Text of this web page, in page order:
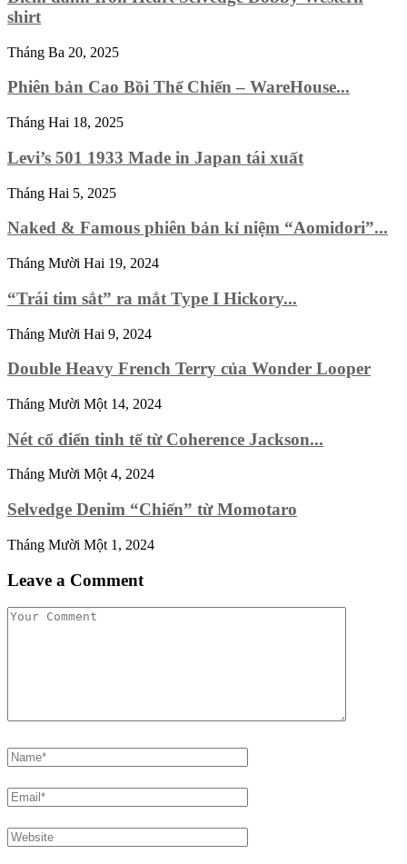
shirt
Tháng Ba 20, 2025
Phiên bản Cao Bồi Thế Chiến – WareHouse...
Tháng Hai 18, 2025
Levi’s 501 1933 Made in Japan tái xuất
Tháng Hai 5, 2025
Naked & Famous phiên bản kỉ niệm “Aomidori”...
Tháng Mười Hai 19, 2024
“Trái tim sắt” ra mắt Type I Hickory...
Tháng Mười Hai 9, 2024
Double Heavy French Terry của Wonder Looper
Tháng Mười Một 14, 2024
Nét cổ điển tinh tế từ Coherence Jackson...
Tháng Mười Một 4, 2024
Selvedge Denim “Chiến” từ Momotaro
Tháng Mười Một 1, 2024
Leave a Comment